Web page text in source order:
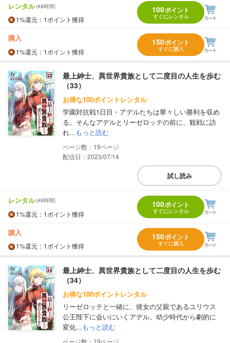
レンタル(48時間)
1%還元 ：1ポイント獲得
100ポイント
すぐにレンタル
購入
1%還元 ：1ポイント獲得
150ポイント
すぐに購入
最上紳士、異世界貴族として二度目の人生を歩む
（33）
お得な100ポイントレンタル
学園対抗戦1日目・アデルたちは華々しい勝利を収め
る。そんなアデルとリーゼロッテの前に、観戦に訪
れ...もっと読む
19
配信日：2023/07/14
試し読み
レンタル(48時間)
1%還元 ：1ポイント獲得
100ポイント
すぐにレンタル
購入
1%還元 ：1ポイント獲得
150ポイント
すぐに購入
最上紳士、異世界貴族として二度目の人生を歩む
（34）
お得な100ポイントレンタル
リーゼロッテと一緒に、彼女の父親であるユリウス
公王陛下に会いにいくアデル。幼少時代から劇的に
変化...もっと読む
19